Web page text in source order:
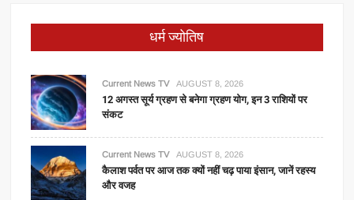
धर्म ज्योतिष
Current News TV AUGUST 8, 2026
12 अगस्त सूर्य ग्रहण से बनेगा ग्रहण योग, इन 3 राशियों पर
संकट
Current News TV AUGUST 8, 2026
कैलाश पर्वत पर आज तक क्यों नहीं चढ़ पाया इंसान, जानें रहस्य
और वजह